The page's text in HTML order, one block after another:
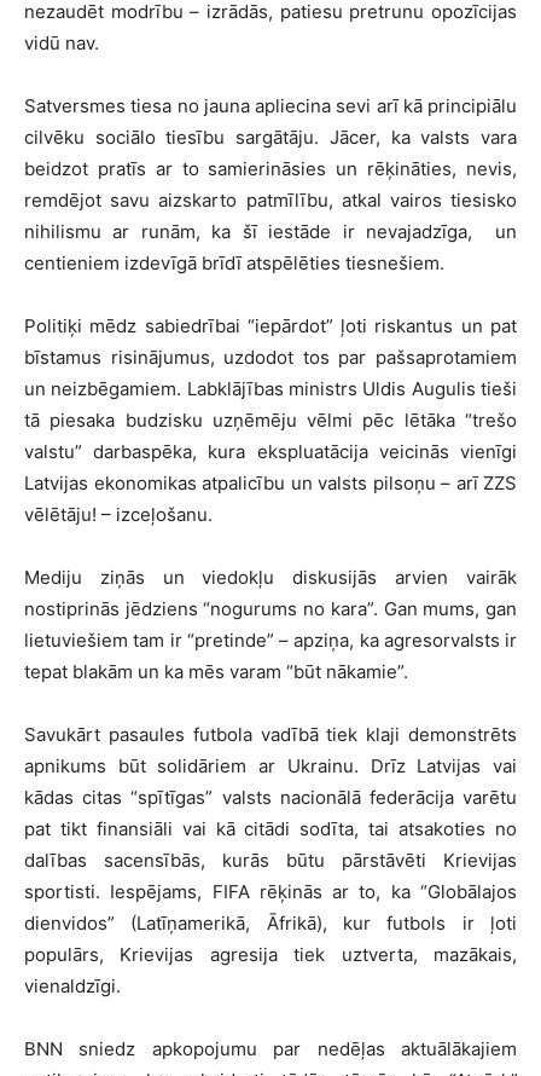
nezaudēt modrību – izrādās, patiesu pretrunu opozīcijas
vidū nav.
Satversmes tiesa no jauna apliecina sevi arī kā principiālu
cilvēku sociālo tiesību sargātāju. Jācer, ka valsts vara
beidzot pratīs ar to samierināsies un rēķināties, nevis,
remdējot savu aizskarto patmīlību, atkal vairos tiesisko
nihilismu ar runām, ka šī iestāde ir nevajadzīga, un
centieniem izdevīgā brīdī atspēlēties tiesnešiem.
Politiķi mēdz sabiedrībai “iepārdot” ļoti riskantus un pat
bīstamus risinājumus, uzdodot tos par pašsaprotamiem
un neizbēgamiem. Labklājības ministrs Uldis Augulis tieši
tā piesaka budzisku uzņēmēju vēlmi pēc lētāka “trešo
valstu” darbaspēka, kura ekspluatācija veicinās vienīgi
Latvijas ekonomikas atpalicību un valsts pilsoņu – arī ZZS
vēlētāju! – izceļošanu.
Mediju ziņās un viedokļu diskusijās arvien vairāk
nostiprinās jēdziens “nogurums no kara”. Gan mums, gan
lietuviešiem tam ir “pretinde” – apziņa, ka agresorvalsts ir
tepat blakām un ka mēs varam “būt nākamie”.
Savukārt pasaules futbola vadībā tiek klaji demonstrēts
apnikums būt solidāriem ar Ukrainu. Drīz Latvijas vai
kādas citas “spītīgas” valsts nacionālā federācija varētu
pat tikt finansiāli vai kā citādi sodīta, tai atsakoties no
dalības sacensībās, kurās būtu pārstāvēti Krievijas
sportisti. Iespējams, FIFA rēķinās ar to, ka “Globālajos
dienvidos” (Latīņamerikā, Āfrikā), kur futbols ir ļoti
populārs, Krievijas agresija tiek uztverta, mazākais,
vienaldzīgi.
BNN sniedz apkopojumu par nedēļas aktuālākajiem